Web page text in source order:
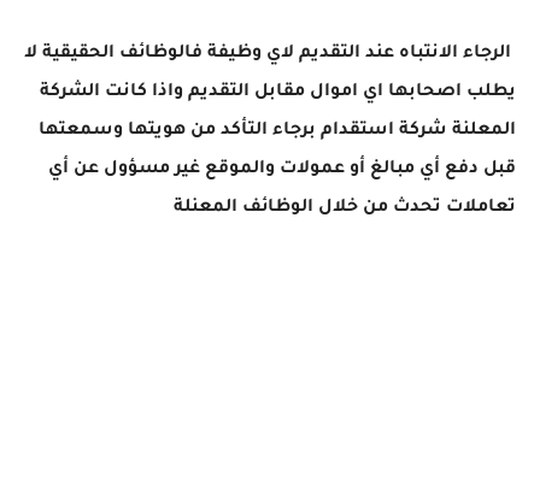
الرجاء الانتباه عند التقديم لاي وظيفة فالوظائف الحقيقية لا
يطلب اصحابها اي اموال مقابل التقديم واذا كانت الشركة
المعلنة شركة استقدام برجاء التأكد من هويتها وسمعتها
قبل دفع أي مبالغ أو عمولات والموقع غير مسؤول عن أي
تعاملات تحدث من خلال الوظائف المعنلة